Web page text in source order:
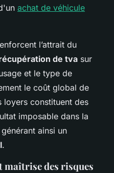
achat de véhicule
l’attrait du
de tva sur
et le type de
le coût global de
loyers constituent des
imposable dans la
ainsi un
.
des risques